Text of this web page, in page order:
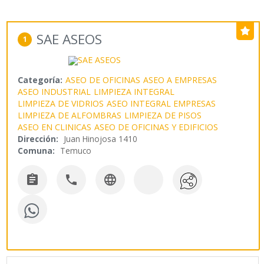
1 SAE ASEOS
Categoría: ASEO DE OFICINAS ASEO A EMPRESAS
ASEO INDUSTRIAL LIMPIEZA INTEGRAL
LIMPIEZA DE VIDRIOS ASEO INTEGRAL EMPRESAS
LIMPIEZA DE ALFOMBRAS LIMPIEZA DE PISOS
ASEO EN CLINICAS ASEO DE OFICINAS Y EDIFICIOS
Dirección: Juan Hinojosa 1410
Comuna: Temuco
  